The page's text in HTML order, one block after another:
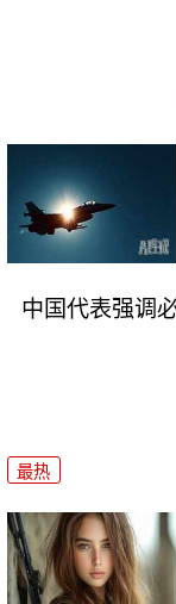
中国代表强调
最热